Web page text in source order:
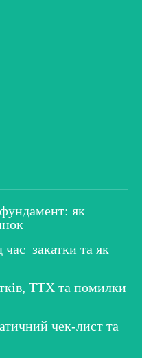
як
закатки та як
ТТХ та помилки
чек-лист та